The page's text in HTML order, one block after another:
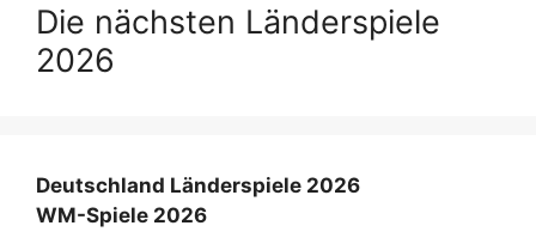
Die nächsten Länderspiele
2026
Deutschland Länderspiele 2026
WM-Spiele 2026